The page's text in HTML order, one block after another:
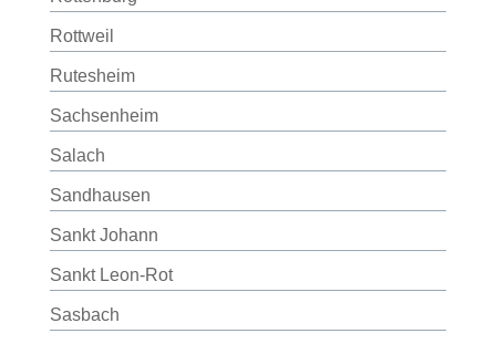
Rottweil
Rutesheim
Sachsenheim
Salach
Sandhausen
Sankt Johann
Sankt Leon-Rot
Sasbach